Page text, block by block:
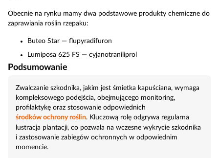
Obecnie na rynku mamy dwa podstawowe produkty chemiczne do
zaprawiania roślin rzepaku:
Buteo Star — flupyradifuron
Lumiposa 625 FS — cyjanotraniliprol
Podsumowanie
Zwalczanie szkodnika, jakim jest śmietka kapuściana, wymaga
kompleksowego podejścia, obejmującego monitoring,
profilaktykę oraz stosowanie odpowiednich
środków ochrony roślin. Kluczową rolę odgrywa regularna
lustracja plantacji, co pozwala na wczesne wykrycie szkodnika
i zastosowanie zabiegów ochronnych w odpowiednim
momencie.